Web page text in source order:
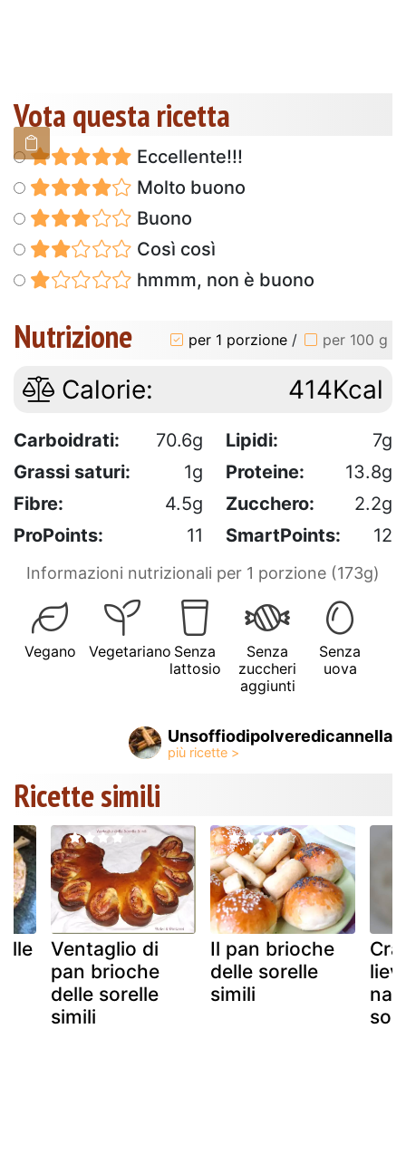
Vota questa ricetta
Eccellente!!!
Molto buono
Buono
Così così
hmmm, non è buono
Nutrizione per 1 porzione / per 100 g
Calorie: 414Kcal
Carboidrati: 70.6g Lipidi:
7g
Grassi saturi:
1g Proteine:
13.8g
Fibre:
4.5g Zucchero:
2.2g
ProPoints:
11 SmartPoints: 12
Informazioni nutrizionali per 1 porzione (173g)
Vegano Vegetariano Senza
lattosio
Senza
zuccheri
aggiunti
Senza
uova
Unsoffiodipolveredicannella
Ricette simili
Ventaglio di
pan brioche
delle sorelle
simili
Il pan brioche
delle sorelle
simili